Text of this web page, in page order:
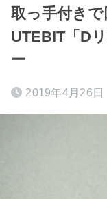
取っ手付きで
UTEBIT「D
ー
2019年4月26日